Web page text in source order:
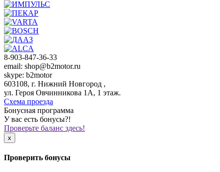
8-903-847-36-33
email: shop@b2motor.ru
skype: b2motor
603108, г. Нижний Новгород ,
ул. Героя Овчинникова 1А, 1 этаж.
Схема проезда
Бонусная программа
У вас есть бонусы?!
Проверьте баланс здесь!
x
Проверить бонусы